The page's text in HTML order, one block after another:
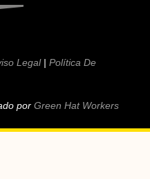
Legal| Política De
porGreen Hat Workers